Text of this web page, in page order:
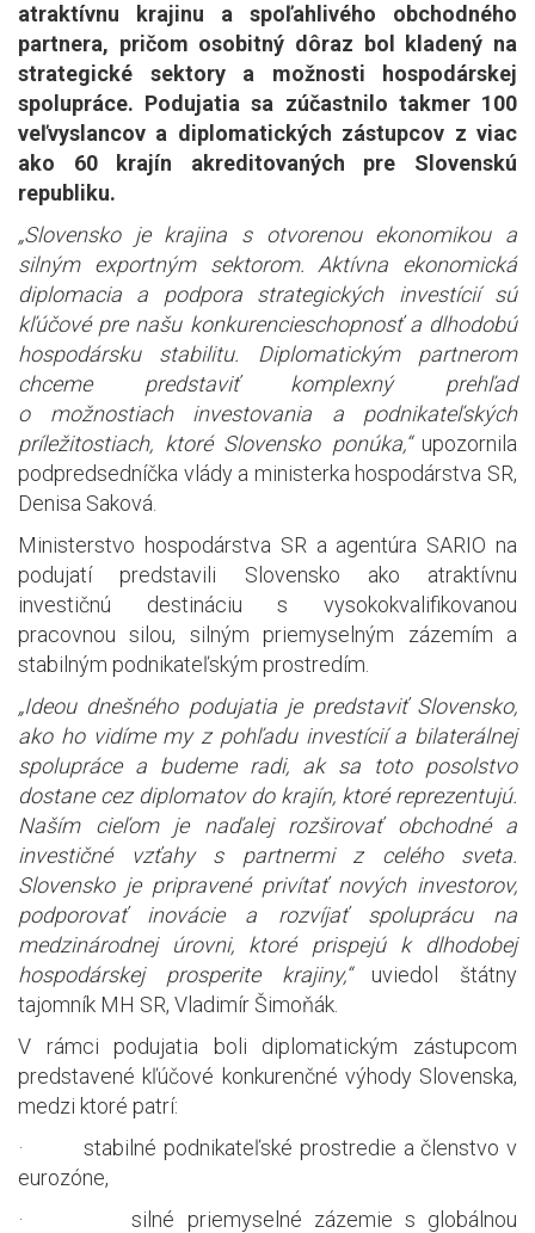
atraktívnu krajinu a spoľahlivého obchodného
partnera, pričom osobitný dôraz bol kladený na
strategické sektory a možnosti hospodárskej
spolupráce. Podujatia sa zúčastnilo takmer 100
veľvyslancov a diplomatických zástupcov z viac
ako 60 krajín akreditovaných pre Slovenskú
republiku.
„Slovensko je krajina s otvorenou ekonomikou a
silným exportným sektorom. Aktívna ekonomická
diplomacia a podpora strategických investícií sú
kľúčové pre našu konkurencieschopnosť a dlhodobú
hospodársku stabilitu. Diplomatickým partnerom
chceme predstaviť komplexný prehľad
o možnostiach investovania a podnikateľských
príležitostiach, ktoré Slovensko ponúka,“ upozornila
podpredsedníčka vlády a ministerka hospodárstva SR,
Denisa Saková.
Ministerstvo hospodárstva SR a agentúra SARIO na
podujatí predstavili Slovensko ako atraktívnu
investičnú destináciu s vysokokvalifikovanou
pracovnou silou, silným priemyselným zázemím a
stabilným podnikateľským prostredím.
„Ideou dnešného podujatia je predstaviť Slovensko,
ako ho vidíme my z pohľadu investícií a bilaterálnej
spolupráce a budeme radi, ak sa toto posolstvo
dostane cez diplomatov do krajín, ktoré reprezentujú.
Naším cieľom je naďalej rozširovať obchodné a
investičné vzťahy s partnermi z celého sveta.
Slovensko je pripravené privítať nových investorov,
podporovať inovácie a rozvíjať spoluprácu na
medzinárodnej úrovni, ktoré prispejú k dlhodobej
hospodárskej prosperite krajiny,“uviedol štátny
tajomník MH SR, Vladimír Šimoňák.
V rámci podujatia boli diplomatickým zástupcom
predstavené kľúčové konkurenčné výhody Slovenska,
medzi ktoré patrí:
·stabilné podnikateľské prostredie a členstvo v
eurozóne,
·silné priemyselné zázemie s globálnou